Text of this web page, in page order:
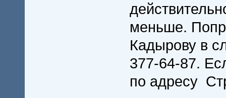
меньше.
Кадырову в
377-64-87.
по адресу